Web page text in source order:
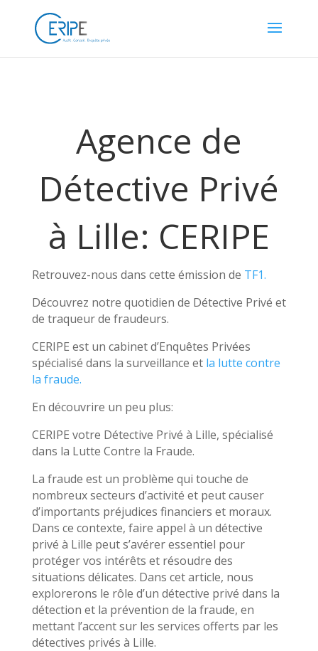
Agence de
Détective Privé
à Lille: CERIPE
Retrouvez-nous dans cette émission de TF1.
Découvrez notre quotidien de Détective Privé et
de traqueur de fraudeurs.
CERIPE est un cabinet d’Enquêtes Privées
spécialisé dans la surveillance et la lutte contre
la fraude.
En découvrire un peu plus:
CERIPE votre Détective Privé à Lille, spécialisé
dans la Lutte Contre la Fraude.
La fraude est un problème qui touche de
nombreux secteurs d’activité et peut causer
d’importants préjudices financiers et moraux.
Dans ce contexte, faire appel à un détective
privé à Lille peut s’avérer essentiel pour
protéger vos intérêts et résoudre des
situations délicates. Dans cet article, nous
explorerons le rôle d’un détective privé dans la
détection et la prévention de la fraude, en
mettant l’accent sur les services offerts par les
détectives privés à Lille.